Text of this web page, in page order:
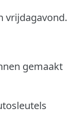
vrijdagavond.
gemaakt